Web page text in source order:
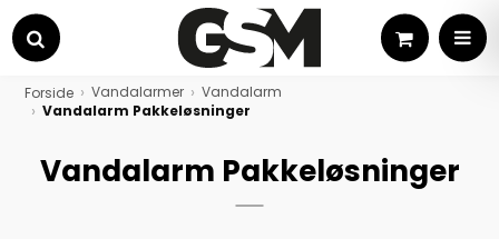
Søg
Kurv
Forside Vandalarmer
Vandalarm
Vandalarm Pakkeløsninger
Vandalarm Pakkeløsninger